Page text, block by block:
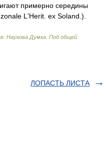
примерно середины
L'Herit. ex Soland.).
Наукова Думка Под общей
ЛОПАСТЬ ЛИСТА